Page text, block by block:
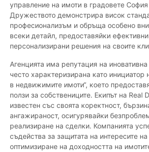
управление на имоти в градовете
Дружеството демонстрира висок
професионализъм и обръща особено
всеки детайл, предоставяйки
персонализирани решения на своите
Агенцията има репутация на
често характеризирана като инициатор
в недвижимите имоти“, което
ползи за собствениците. Екипът на Real
известен със своята коректност,
ангажираност, осигурявайки
реализиране на сделки. Компанията
съдейства за защитата на интересите на
оптимизиране на доходността на